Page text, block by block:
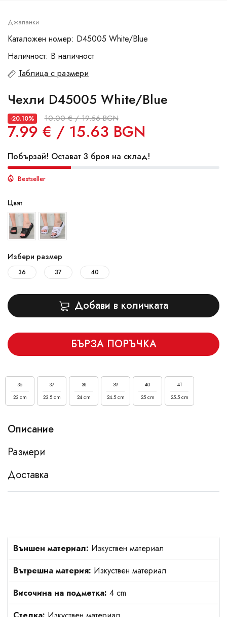
Джапанки
Каталожен номер: D45005 White/Blue
Наличност: В наличност
Таблица с размери
Чехли D45005 White/Blue
-20.10% 10.00 € / 19.56 BGN
7.99 € / 15.63 BGN
Побързай! Остават 3 броя на склад!
Bestseller
Цвят
Избери размер
36 37 40
Добави в количката
БЪРЗА ПОРЪЧКА
36
23 cm
37
23.5 cm
38
24 cm
39
24.5 cm
40
25 cm
41
25.5 cm
Описание
Размери
Доставка
Външен материал: Изкуствен материал
Вътрешна материя: Изкуствен материал
Височина на подметка: 4 cm